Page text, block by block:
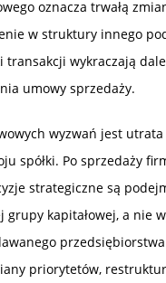
oznacza trwałą
w struktury innego
transakcji wykraczają
umowy sprzedaży.
wyzwań jest
spółki. Po sprzedaży
strategiczne są
grupy kapitałowej, a nie
priorytetów,